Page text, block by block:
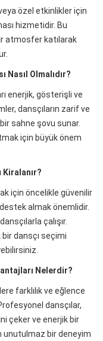
özel etkinlikler için
hizmetidir. Bu
atmosfer katılarak
Nasıl Olmalıdır?
enerjik, gösterişli ve
dansçıların zarif ve
sahne şovu sunar.
için büyük önem
Kiralanır?
için öncelikle güvenilir
almak önemlidir.
çalışır.
bir dansçı seçimi
Nelerdir?
farklılık ve eğlence
dansçılar,
çeker ve enerjik bir
unutulmaz bir deneyim